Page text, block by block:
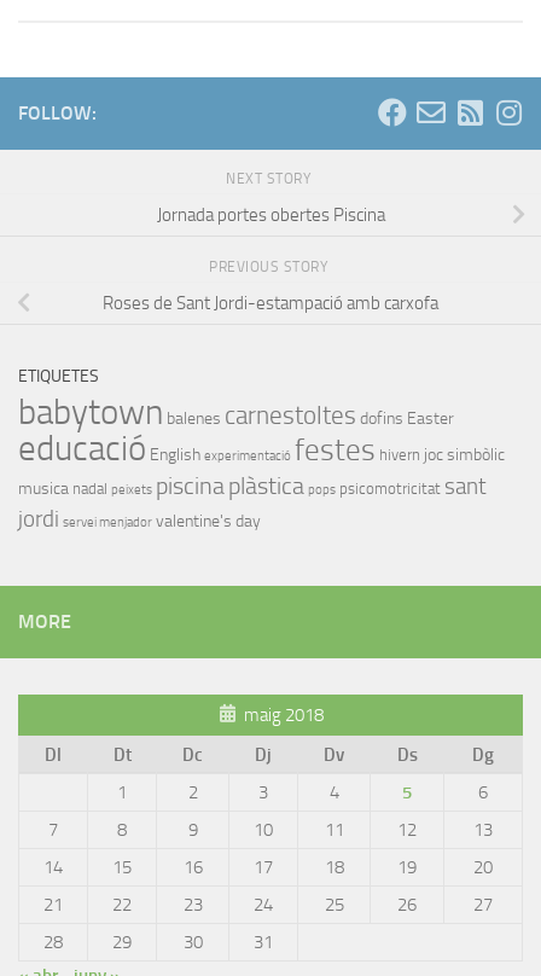
FOLLOW:
NEXT STORY
Jornada portes obertes Piscina
PREVIOUS STORY
Roses de Sant Jordi-estampació amb carxofa
ETIQUETES
babytown balenes carnestoltes dofins Easter
educació English experimentació festes hivern joc simbòlic
musica nadal peixets piscinaplàstica pops psicomotricitat sant
jordi servei menjador valentine's day
MORE
maig 2018
Dl
Dt Dc Dj Dv Ds
Dg
1
2 3 4 5
6
7
8 9 10 11 12
13
14
15 16 17 18 19
20
21
22 23 24 25 26
27
28
29 30
31